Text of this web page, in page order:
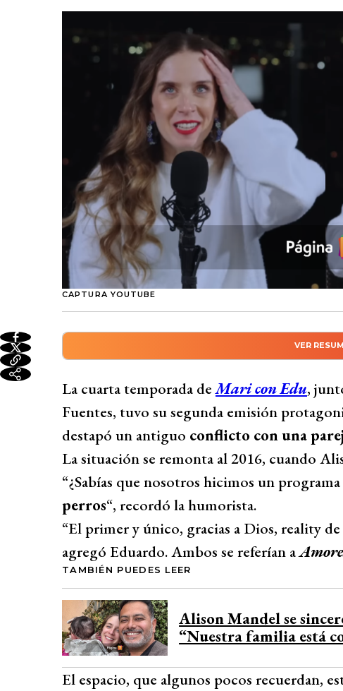
CAPTURA YOUTUBE
VER
Alison Mandel destapa antiguo conflicto con
de la cuarta temporada de Mari con Edu. El
“Amores Perros” en 2016, donde la pareja de
Simunovic, protagonizó amenazas y
perder la competencia. A pesar de que
amigable, Mandel recordó la situación con
sufridas.
Desarrollado por Bío Bío
La cuarta temporada deMari con Edu,
Fuentes, tuvo su segunda emisión
destapó un antiguo conflicto con una
La situación se remonta al 2016, cuando
“¿Sabías que nosotros hicimos un
perros“, recordó la humorista.
“El primer y único, gracias a Dios, reality
agregó Eduardo. Ambos se referían a
TAMBIÉN PUEDES LEER
Alison Mandel se
“Nuestra familia está
El espacio, que algunos pocos recuerdan,